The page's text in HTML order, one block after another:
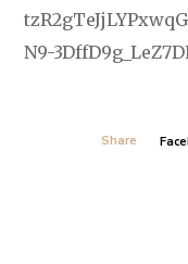
N9-
Share